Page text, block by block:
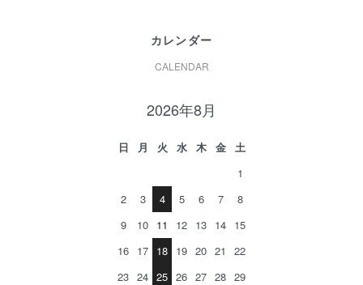
カレンダー
CALENDAR
2026年8月
日 月 火 水 木 金
土
1
2
3 4 5 6 7
8
9
10 11 12 13 14 15
16 17 18 19 20 21
22
23 24 25 26 27 28 29